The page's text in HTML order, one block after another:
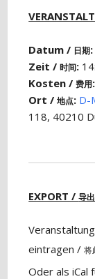
Datum / 日期:
Zeit /时间:
Kosten /费用:
Ort /地点: D-
118, 40210
EXPORT /导出
eintragen /将
Oder als iCal